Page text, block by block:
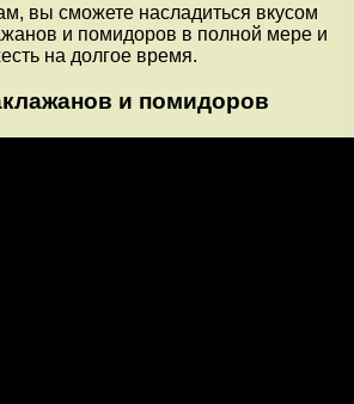
вы сможете насладиться вкусом
и помидоров в полной мере и
на долгое время.
и помидоров